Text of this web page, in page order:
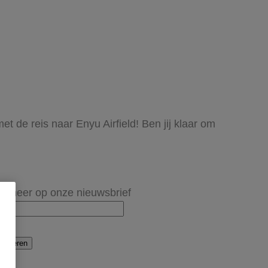
de reis naar Enyu Airfield! Ben jij klaar om
op onze nieuwsbrief